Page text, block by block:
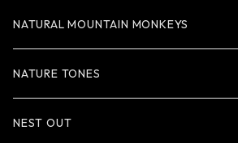
NATURAL MOUNTAIN MONKEYS
NATURE TONES
NEST OUT